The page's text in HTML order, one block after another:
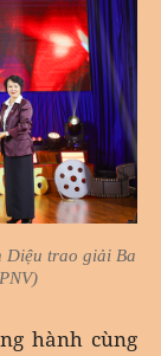
Diệu trao giải Ba
hành cùng